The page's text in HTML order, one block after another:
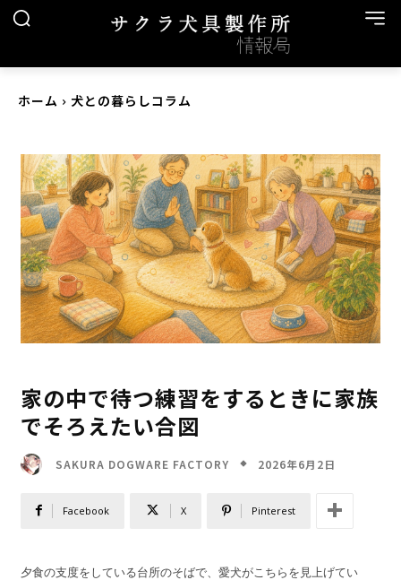
ホーム 犬との暮らしコラム
家の中で待つ練習をするときに家族
でそろえたい合図
SAKURA DOGWARE FACTORY 2026年6月2日
Facebook X Pinterest
夕食の支度をしている台所のそばで、愛犬がこちらを見上げてい